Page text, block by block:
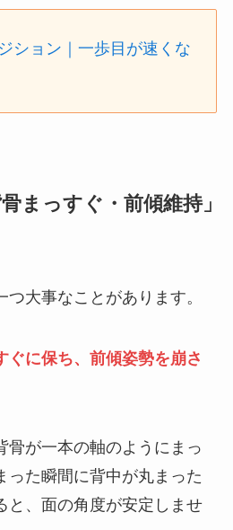
ション｜一歩目が速くな
まっすぐ・前傾維持」
大事なことがあります。
ぐに保ち、前傾姿勢を崩さ
骨が一本の軸のようにまっ
った瞬間に背中が丸まった
と、面の角度が安定しませ